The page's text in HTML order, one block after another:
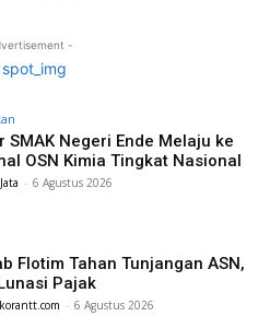
-
SMAK Negeri Ende Melaju ke
OSN Kimia Tingkat Nasional
- 6 Agustus 2026
Flotim Tahan Tunjangan ASN,
Pajak
- 6 Agustus 2026